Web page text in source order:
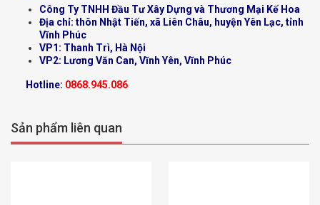
Công Ty TNHH Đầu Tư Xây Dựng và Thương Mại Kế Hoa
Địa chỉ: thôn Nhật Tiến, xã Liên Châu, huyện Yên Lạc, tỉnh
Vĩnh Phúc
VP1: Thanh Trì, Hà Nội
VP2: Lương Văn Can, Vĩnh Yên, Vĩnh Phúc
Hotline: 0868.945.086
Sản phẩm liên quan